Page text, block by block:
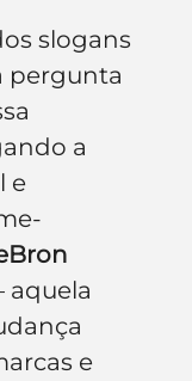
slogans
pergunta
a
e
aquela
e